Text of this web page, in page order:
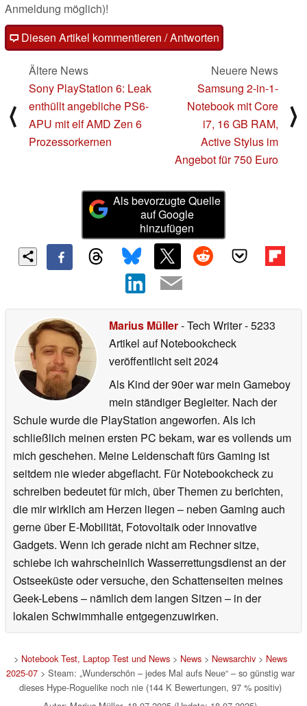
Anmeldung möglich)!
Diesen Artikel kommentieren / Antworten
⟨
Ältere News
Sony PlayStation 6: Leak
enthüllt angebliche PS6-
APU mit elf AMD Zen 6
Prozessorkernen
Neuere News
Samsung 2-in-1-
Notebook mit Core
i7, 16 GB RAM,
Active Stylus im
Angebot für 750 Euro
⟩
Als bevorzugte Quelle
auf Google
hinzufügen
Marius Müller- Tech Writer- 5233
Artikel auf Notebookcheck
veröffentlichtseit 2024
Als Kind der 90er war mein Gameboy
mein ständiger Begleiter. Nach der
Schule wurde die PlayStation angeworfen. Als ich
schließlich meinen ersten PC bekam, war es vollends um
mich geschehen. Meine Leidenschaft fürs Gaming ist
seitdem nie wieder abgeflacht. Für Notebookcheck zu
schreiben bedeutet für mich, über Themen zu berichten,
die mir wirklich am Herzen liegen – neben Gaming auch
gerne über E-Mobilität, Fotovoltaik oder innovative
Gadgets. Wenn ich gerade nicht am Rechner sitze,
schiebe ich wahrscheinlich Wasserrettungsdienst an der
Ostseeküste oder versuche, den Schattenseiten meines
Geek-Lebens – nämlich dem langen Sitzen – in der
lokalen Schwimmhalle entgegenzuwirken.
> Notebook Test, Laptop Test und News> News> Newsarchiv> News
2025-07> Steam: „Wunderschön – jedes Mal aufs Neue“ – so günstig war
dieses Hype-Roguelike noch nie (144 K Bewertungen, 97 % positiv)